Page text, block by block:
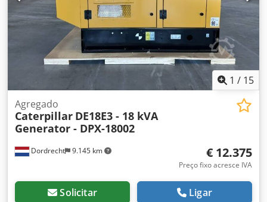
1 / 15
Dordrecht 9.145 km
Agregado
Caterpillar DE18E3 - 18 kVA
Generator - DPX-18002
€ 12.375
Preço fixo acresce IVA
Solicitar Ligar